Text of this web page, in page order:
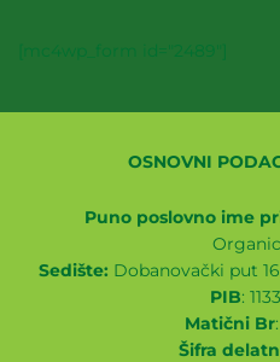
[mc4wp_form id="2489"]
OSNOVNI
Puno poslovno ime
Sedište: Dobanovački put
PIB:
Matični Br
Šifra